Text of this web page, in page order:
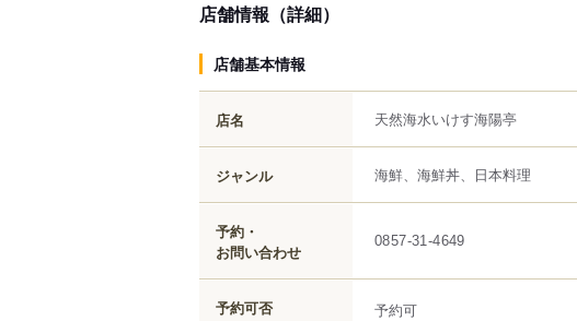
店舗情報（詳細）
店舗基本情報
店名 天然海水いけす海陽亭
ジャンル 海鮮、海鮮丼、日本料理
予約・
お問い合わせ
0857-31-4649
予約可否 予約可